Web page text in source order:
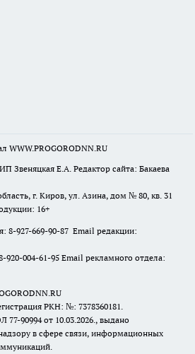
WWW.PROGORODNN.RU
Звеняцкая Е.А. Редактор сайта: Бакаева
г. Киров, ул. Азина, дом № 80, кв. 31
16+
8-927-669-90-87 Email редакции:
004-61-95 Email рекламного отдела:
РКН: №: 7378360181.
90994 от 10.03.2026., выдано
в сфере связи, информационных